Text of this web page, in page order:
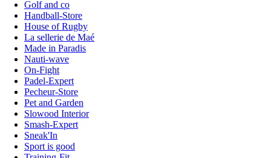
Golf and co
Handball-Store
House of Rugby
La sellerie de Maé
Made in Paradis
Nauti-wave
On-Fight
Padel-Expert
Pecheur-Store
Pet and Garden
Slowood Interior
Smash-Expert
Sneak'In
Sport is good